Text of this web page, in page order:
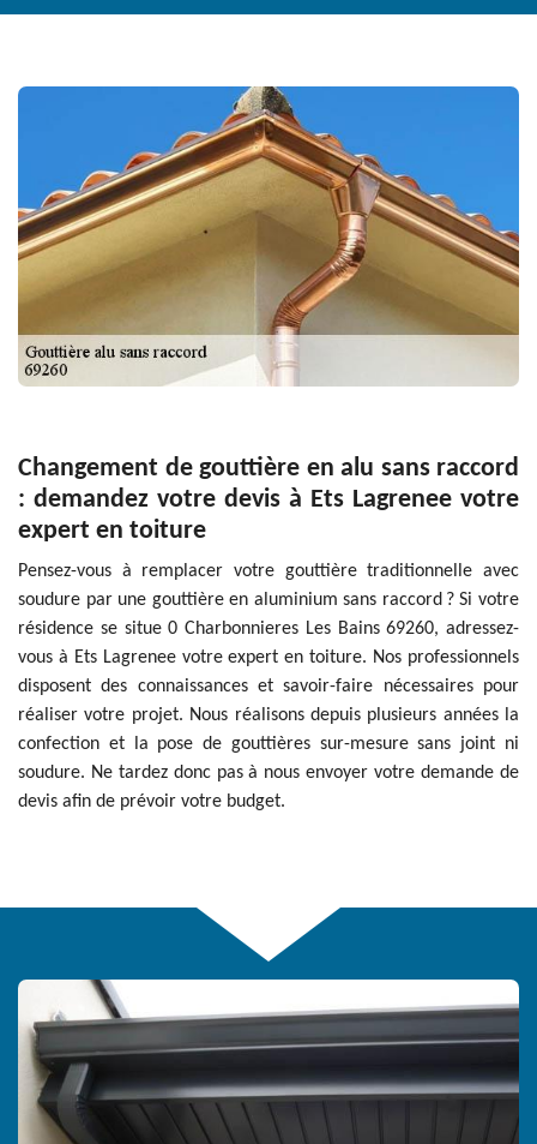
Changement de gouttière en alu sans raccord
: demandez votre devis à Ets Lagrenee votre
expert en toiture
Pensez-vous à remplacer votre gouttière traditionnelle avec
soudure par une gouttière en aluminium sans raccord ? Si votre
résidence se situe 0 Charbonnieres Les Bains 69260, adressez-
vous à Ets Lagrenee votre expert en toiture. Nos professionnels
disposent des connaissances et savoir-faire nécessaires pour
réaliser votre projet. Nous réalisons depuis plusieurs années la
confection et la pose de gouttières sur-mesure sans joint ni
soudure. Ne tardez donc pas à nous envoyer votre demande de
devis afin de prévoir votre budget.